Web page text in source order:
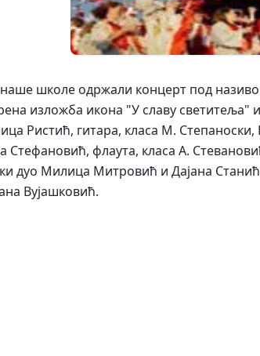
школе одржали концерт под
изложба икона "У славу
Ристић, гитара, класа М.
Стефановић, флаута, класа А.
дуо Милица Митровић и Дајана
Вујашковић.